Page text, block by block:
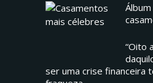
“Oito
ser uma crise financeira